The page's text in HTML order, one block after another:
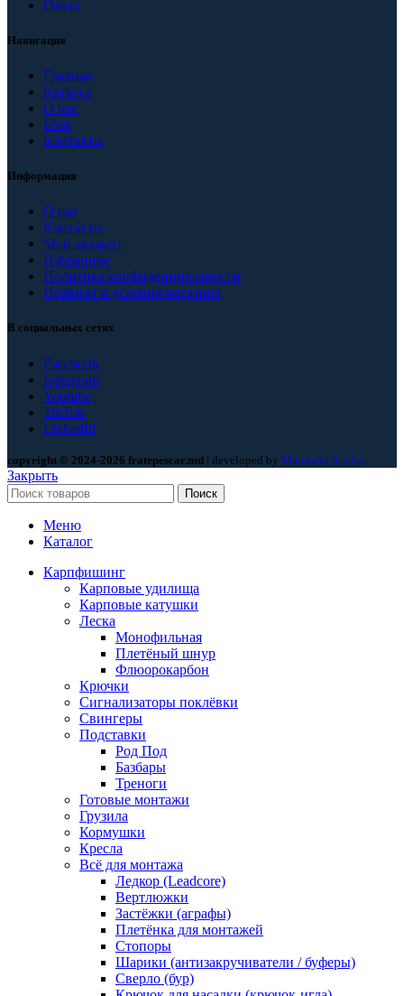
Охота
Навигация
Главная
Каталог
О нас
Блог
Контакты
Информация
О нас
Контакты
Мой аккаунт
Избранное
Политика конфиденциальности
Правила и условия магазина
В социальных сетях
Facebook
Instagram
Youtube
TikTok
LinkedId
copyright © 2024-2026 fratepescar.md | developed by Mandarin Studio
Закрыть
Поиск
Меню
Каталог
Карпфишинг
Карповые удилища
Карповые катушки
Леска
Монофильная
Плетёный шнур
Флюорокарбон
Крючки
Сигнализаторы поклёвки
Свингеры
Подставки
Род Под
Базбары
Треноги
Готовые монтажи
Грузила
Кормушки
Кресла
Всё для монтажа
Ледкор (Leadcore)
Вертлюжки
Застёжки (аграфы)
Плетёнка для монтажей
Стопоры
Шарики (антизакручиватели / буферы)
Сверло (бур)